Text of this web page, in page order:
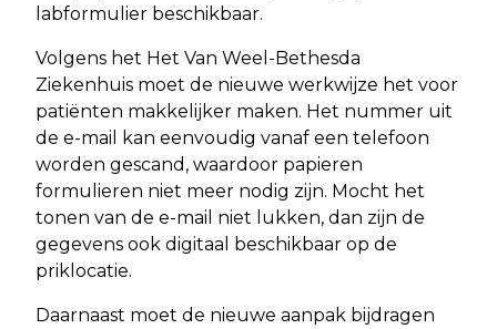
labformulier beschikbaar.
Volgens het Het Van Weel-Bethesda
Ziekenhuis moet de nieuwe werkwijze het voor
patiënten makkelijker maken. Het nummer uit
de e-mail kan eenvoudig vanaf een telefoon
worden gescand, waardoor papieren
formulieren niet meer nodig zijn. Mocht het
tonen van de e-mail niet lukken, dan zijn de
gegevens ook digitaal beschikbaar op de
priklocatie.
Daarnaast moet de nieuwe aanpak bijdragen